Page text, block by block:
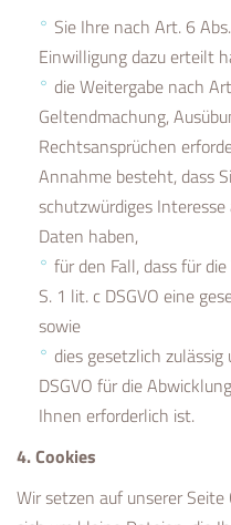
Sie Ihre nach Art. 6
Einwilligung dazu erteilt
die Weitergabe nach
Geltendmachung,
Rechtsansprüchen
Annahme besteht, dass
schutzwürdiges
Daten haben,
für den Fall, dass für
S. 1 lit. c DSGVO eine
sowie
dies gesetzlich
DSGVO für die
Ihnen erforderlich ist.
4. Cookies
Wir setzen auf unserer